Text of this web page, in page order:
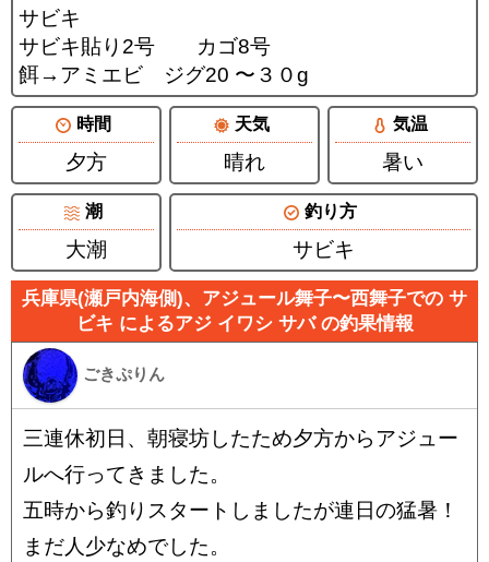
サビキ
サビキ貼り2号 カゴ8号
餌→アミエビ ジグ20 〜３０g
時間
夕方
天気
晴れ
気温
暑い
潮
大潮
釣り方
サビキ
兵庫県(瀬戸内海側)、アジュール舞子〜西舞子での サ
ビキ によるアジ イワシ サバ の釣果情報
ごきぷりん
三連休初日、朝寝坊したため夕方からアジュー
ルへ行ってきました。
五時から釣りスタートしましたが連日の猛暑！
まだ人少なめでした。